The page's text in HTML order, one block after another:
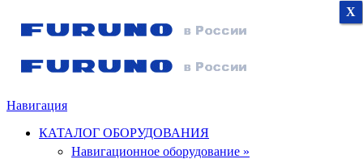
Навигация
КАТАЛОГ ОБОРУДОВАНИЯ
Навигационное оборудование »
X
X
X